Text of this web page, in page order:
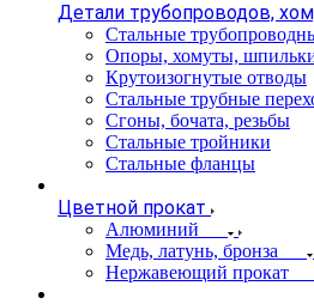
Детали трубопроводов,
Стальные
Опоры, хомуты,
Крутоизогнутые отводы
Стальные трубные
Сгоны, бочата, резьбы
Стальные тройники
Стальные фланцы
Цветной прокат
Алюминий
Медь, латунь, бронза
Нержавеющий прокат